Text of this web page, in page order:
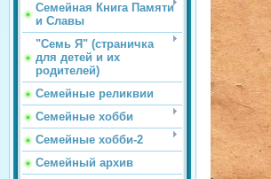
Семейная Книга Памяти
и Славы
"Семь Я" (страничка
для детей и их
родителей)
Семейные реликвии
Семейные хобби
Семейные хобби-2
Семейный архив